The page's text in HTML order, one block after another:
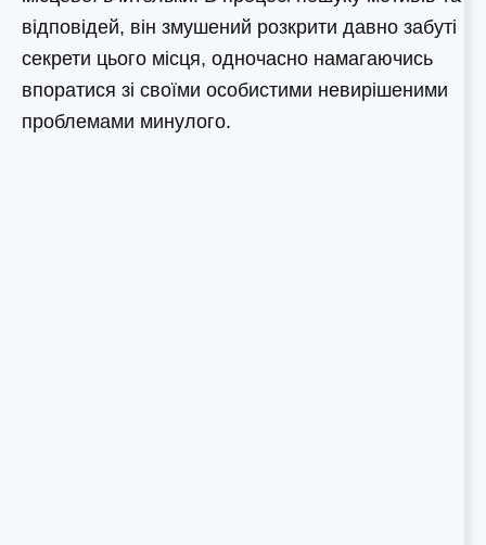
відповідей, він змушений розкрити давно забуті
секрети цього місця, одночасно намагаючись
впоратися зі своїми особистими невирішеними
проблемами минулого.